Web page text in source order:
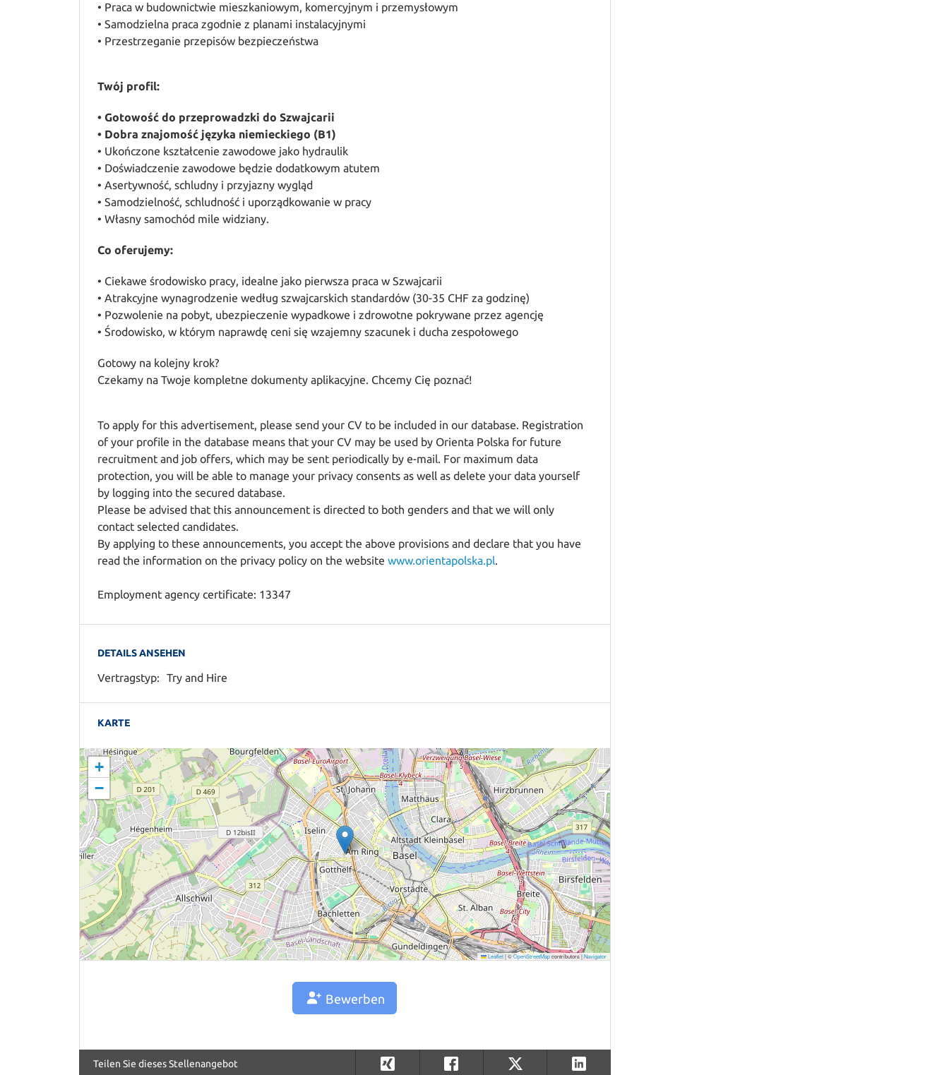
• Praca w budownictwie mieszkaniowym, komercyjnym i przemysłowym
• Samodzielna praca zgodnie z planami instalacyjnymi
• Przestrzeganie przepisów bezpieczeństwa
Twój profil:
• Gotowość do przeprowadzki do Szwajcarii
• Dobra znajomość języka niemieckiego (B1)
• Ukończone kształcenie zawodowe jako hydraulik
• Doświadczenie zawodowe będzie dodatkowym atutem
• Asertywność, schludny i przyjazny wygląd
• Samodzielność, schludność i uporządkowanie w pracy
• Własny samochód mile widziany.
Co oferujemy:
• Ciekawe środowisko pracy, idealne jako pierwsza praca w Szwajcarii
• Atrakcyjne wynagrodzenie według szwajcarskich standardów (30-35 CHF za godzinę)
• Pozwolenie na pobyt, ubezpieczenie wypadkowe i zdrowotne pokrywane przez agencję
• Środowisko, w którym naprawdę ceni się wzajemny szacunek i ducha zespołowego
Gotowy na kolejny krok?
Czekamy na Twoje kompletne dokumenty aplikacyjne. Chcemy Cię poznać!
To apply for this advertisement, please send your CV to be included in our database. Registration
of your profile in the database means that your CV may be used by Orienta Polska for future
recruitment and job offers, which may be sent periodically by e-mail. For maximum data
protection, you will be able to manage your privacy consents as well as delete your data yourself
by logging into the secured database.
Please be advised that this announcement is directed to both genders and that we will only
contact selected candidates.
By applying to these announcements, you accept the above provisions and declare that you have
read the information on the privacy policy on the website www.orientapolska.pl.
Employment agency certificate: 13347
DETAILS ANSEHEN
Vertragstyp: Try and Hire
KARTE
+
−
Leaflet |©OpenStreetMapcontributors |Navigator
Bewerben
Teilen Sie dieses Stellenangebot